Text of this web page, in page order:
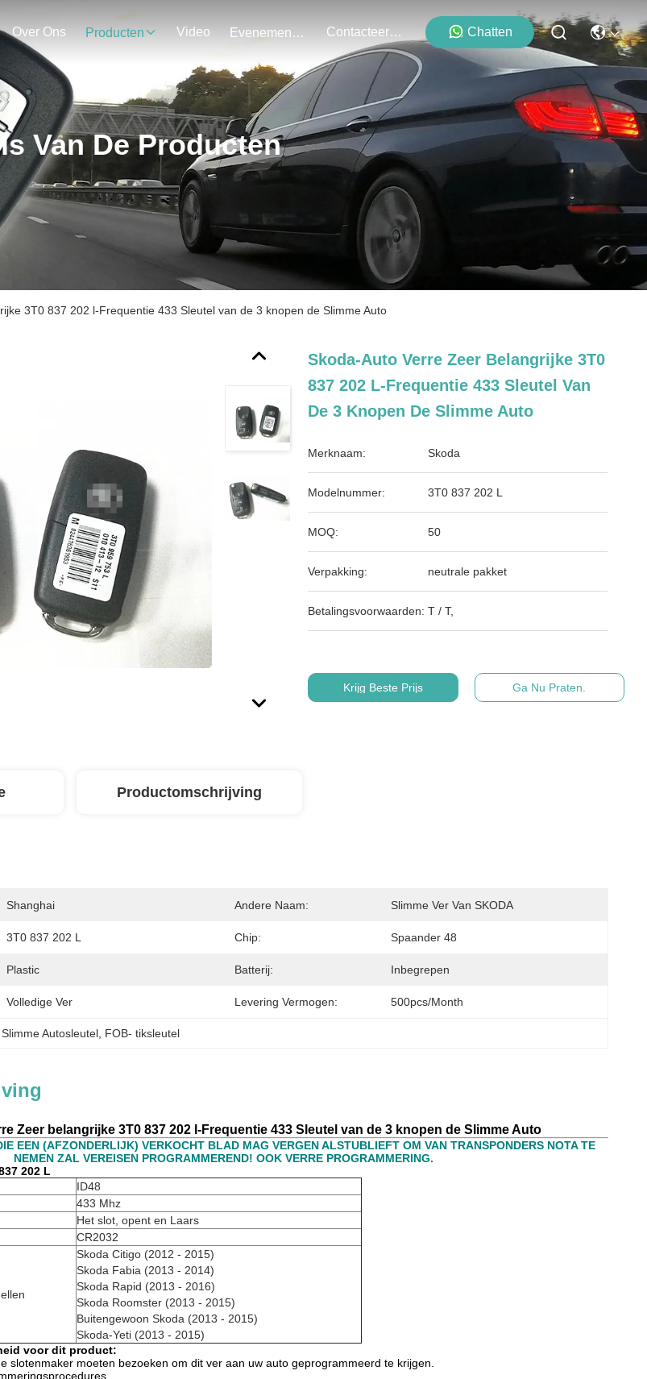
Over Ons Producten Video Evenementen Contacteer Ons Chatten
Van De Producten
3T0 837 202 l-Frequentie 433 Sleutel van de 3 knopen de Slimme Auto
Skoda-Auto Verre Zeer Belangrijke 3T0
837 202 L-Frequentie 433 Sleutel Van
De 3 Knopen De Slimme Auto
Merknaam: Skoda
Modelnummer: 3T0 837 202 L
MOQ: 50
Verpakking: neutrale pakket
Betalingsvoorwaarden: T / T,
Krijg Beste Prijs Ga Nu Praten.
Productomschrijving
Shanghai Andere Naam: Slimme Ver Van SKODA
3T0 837 202 L Chip: Spaander 48
Plastic Batterij: Inbegrepen
Volledige Ver Levering Vermogen: 500pcs/month
Slimme Autosleutel FOB- tiksleutel
Zeer belangrijke 3T0 837 202 l-Frequentie 433 Sleutel van de 3 knopen de Slimme Auto
EEN (AFZONDERLIJK) VERKOCHT BLAD MAG VERGEN ALSTUBLIEFT OM VAN TRANSPONDERS NOTA TE
NEMEN ZAL VEREISEN PROGRAMMEREND! OOK VERRE PROGRAMMERING.
202 L
ID48
433 Mhz
Het slot, opent en Laars
CR2032
Skoda Citigo (2012 - 2015)
Skoda Fabia (2013 - 2014)
Skoda Rapid (2013 - 2016)
Skoda Roomster (2013 - 2015)
Buitengewoon Skoda (2013 - 2015)
Skoda-Yeti (2013 - 2015)
voor dit product:
slotenmaker moeten bezoeken om dit ver aan uw auto geprogrammeerd te krijgen.